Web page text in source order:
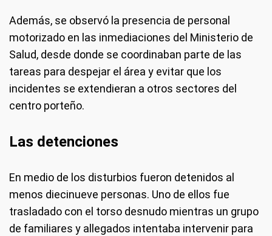
Además, se observó la presencia de personal
motorizado en las inmediaciones del Ministerio de
Salud, desde donde se coordinaban parte de las
tareas para despejar el área y evitar que los
incidentes se extendieran a otros sectores del
centro porteño.
Las detenciones
En medio de los disturbios fueron detenidos al
menos diecinueve personas. Uno de ellos fue
trasladado con el torso desnudo mientras un grupo
de familiares y allegados intentaba intervenir para